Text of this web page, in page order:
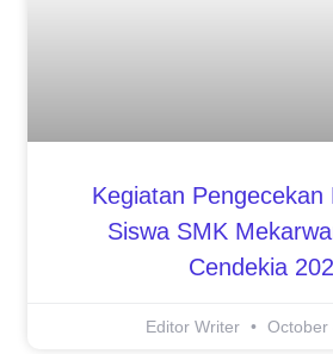
Kegiatan Pengecekan
Siswa SMK
Cendekia
Editor Writer October